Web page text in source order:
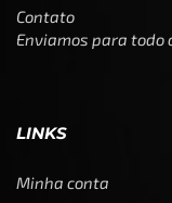
Contato
Enviamos para todo
LINKS
Minha conta